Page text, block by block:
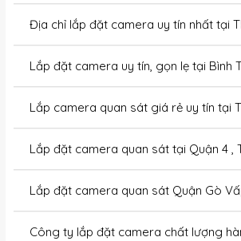
Địa chỉ lắp đặt camera uy tín nhất tại
Lắp đặt camera uy tín, gọn lẹ tại Bình
Lắp camera quan sát giá rẻ uy tín tại
Lắp đặt camera quan sát tại Quận 4 ,
Lắp đặt camera quan sát Quận Gò
Công ty lắp đặt camera chất lượng